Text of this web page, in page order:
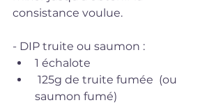
consistance voulue.
- DIP truite ou saumon :
1 échalote
saumon fumé)